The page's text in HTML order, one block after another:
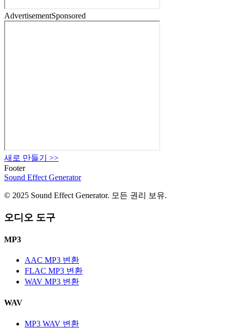
AdvertisementSponsored
새로 만들기
>>
Footer
Sound Effect Generator
© 2025 Sound Effect Generator. 모든 권리 보유.
오디오 도구
MP3
AAC MP3 변환
FLAC MP3 변환
WAV MP3 변환
WAV
MP3 WAV 변환